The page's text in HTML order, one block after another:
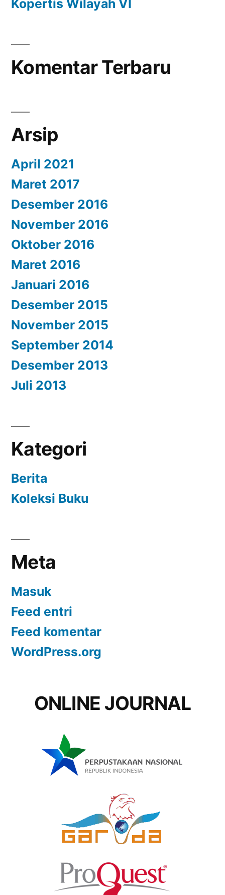
Kopertis Wilayah VI
Komentar Terbaru
Arsip
April 2021
Maret 2017
Desember 2016
November 2016
Oktober 2016
Maret 2016
Januari 2016
Desember 2015
November 2015
September 2014
Desember 2013
Juli 2013
Kategori
Berita
Koleksi Buku
Meta
Masuk
Feed entri
Feed komentar
WordPress.org
ONLINE JOURNAL